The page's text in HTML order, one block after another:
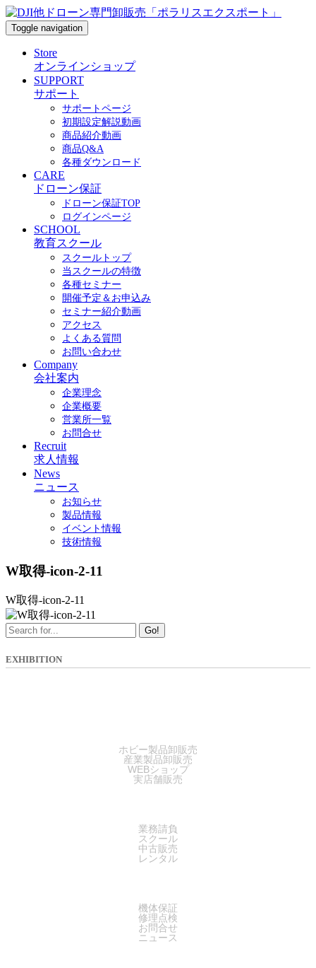
Toggle navigation
Store
オンラインショップ
SUPPORT
サポート
サポートページ
初期設定解説動画
商品紹介動画
商品Q&A
各種ダウンロード
CARE
ドローン保証
ドローン保証TOP
ログインページ
SCHOOL
教育スクール
スクールトップ
当スクールの特徴
各種セミナー
開催予定＆お申込み
セミナー紹介動画
アクセス
よくある質問
お問い合わせ
Company
会社案内
企業理念
企業概要
営業所一覧
お問合せ
Recruit
求人情報
News
ニュース
お知らせ
製品情報
イベント情報
技術情報
W取得-icon-2-11
W取得-icon-2-11
Go!
EXHIBITION
ホビー製品卸販売
産業製品卸販売
WEBショップ
実店舗販売
業務請負
スクール
中古販売
レンタル
機体保証
修理点検
お問合せ
ニュース